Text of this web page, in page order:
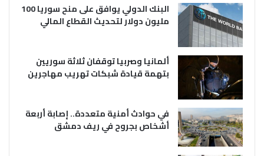
البنك الدولي يوافق على منح سوريا 100
مليون دولار لتحديث القطاع المالي
ألمانيا وصربيا توقفان ثلاثة سوريين
بتهمة قيادة شبكات تهريب مهاجرين
في حوادث أمنية متعددة.. إصابة أربعة
أشخاص بجروح في ريف دمشق